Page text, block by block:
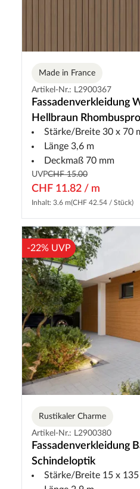
Made in France
Artikel-Nr.: L2900367
Fassadenverkleidung
Hellbraun
Stärke/Breite 30 x 70
Länge 3,6 m
Deckmaß 70 mm
UVPCHF 15.00
CHF 11.82 / m
Inhalt: 3.6 m(CHF 42.54 / Stück)
-22% UVP
Rustikaler Charme
Artikel-Nr.: L2900380
Fassadenverkleidung
Schindeloptik
Stärke/Breite 15 x 135